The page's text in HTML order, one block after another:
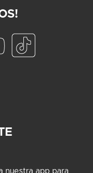
nuestra app para